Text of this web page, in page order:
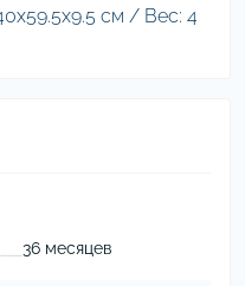
см / Вес: 4
36 месяцев